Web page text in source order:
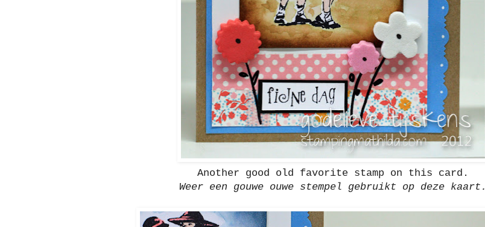
Another good old favorite stamp on this card.
Weer een gouwe ouwe stempel gebruikt op deze kaart.